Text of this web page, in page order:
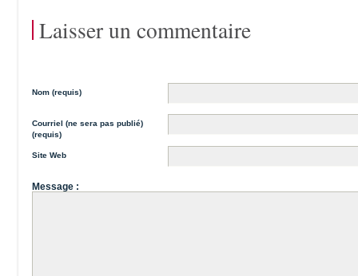
Laisser un commentaire
Nom (requis)
Courriel (ne sera pas publié)
(requis)
Site Web
Message :